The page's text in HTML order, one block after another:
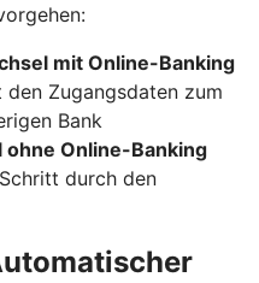
mit Online-Banking
Zugangsdaten zum
Bank
Online-Banking
durch den